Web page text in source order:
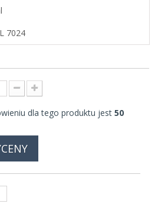
7024
dla tego produktu jest 50